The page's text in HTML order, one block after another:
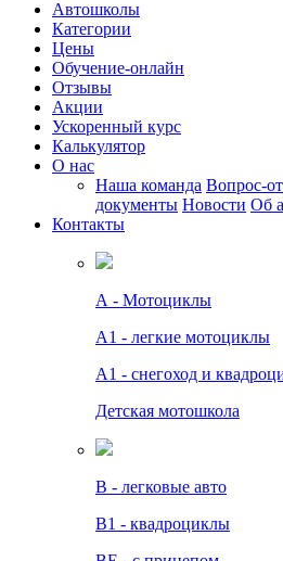
Автошколы
Категории
Цены
Обучение-онлайн
Отзывы
Акции
Ускоренный курс
Калькулятор
О нас
Наша команда Вопрос-
документы Новости Об
Контакты
А - Мотоциклы
A1 - легкие мотоциклы
A1 - снегоход и
Детская мотошкола
B - легковые авто
В1 - квадроциклы